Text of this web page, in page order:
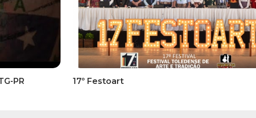
INFORMATIVOS
COMUNICADO OFICIAL -
Inscrições Para A 1ª Etapa
Classificatória Do 35º FEPART,
Que Ocorrerá Do Dia 05 Ao Dia
07 De Junho De 2026
INFORMATIVOS
EDITAL 3/2026 –
INSCRIÇÕES 1ª ETAPA
CLASSIFICATÓRIA DO 35°
FEPART